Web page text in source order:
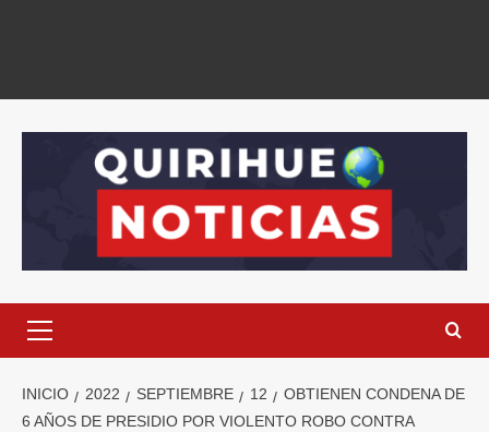
INICIO 2022 SEPTIEMBRE 12
OBTIENEN CONDENA DE
6 AÑOS DE PRESIDIO POR VIOLENTO ROBO CONTRA